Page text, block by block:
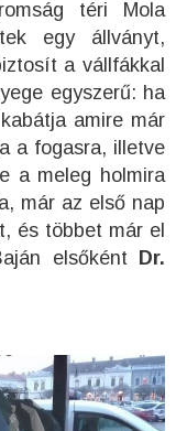
téri Mola
egy állványt,
a vállfákkal
egyszerű: ha
amire már
a fogasra, illetve
a meleg holmira
már az első nap
és többet már el
elsőként
Dr.